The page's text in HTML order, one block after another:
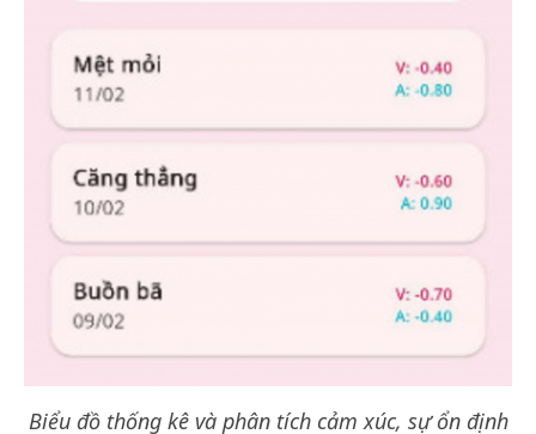
Biểu đồ thống kê và phân tích cảm xúc, sự ổn định